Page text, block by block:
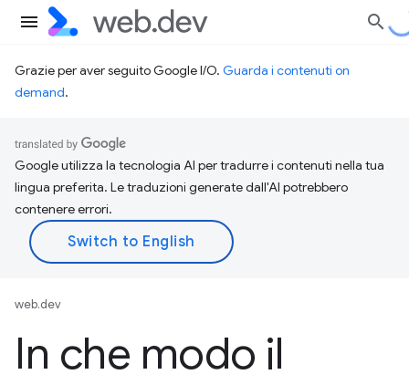
Grazie per aver seguito Google I/O. Guarda i contenuti on
demand.
Google utilizza la tecnologia AI per tradurre i contenuti nella tua
lingua preferita. Le traduzioni generate dall'AI potrebbero
contenere errori.
web.dev
In che modo il